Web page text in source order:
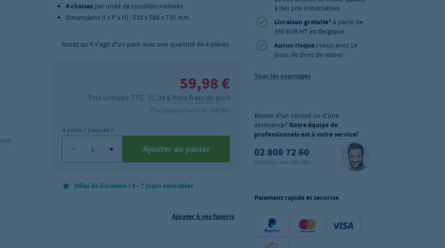
4 chaises par unité de conditionnement
Dimensions (l x P x H) : 530 x 580 x 735 mm
Notez qu'il s'agit d'un pack avec une quantité de 4 pièces.
59,98 €
Prix unitaire TTC. 71,38 € hors frais de port
Prix / paquet: hors TVA. 239,90 €
4 pièce / paquet x
Ajouter au panier
Délai de livraison : 4 - 7 jours ouvrables
Ajouter à vos favoris
à des prix imbattables
Livraison gratuite* à partir de
350 EUR HT en Belgique
Aucun risque :vous avez 14
jours de droit de retour
Tous les avantages
Besoin d'un conseil ou d'une
assistance? Notre équipe de
professionnels est à votre service!
02 808 72 60
Vente lun-ven (8h-18h)
Paiement rapide et securise